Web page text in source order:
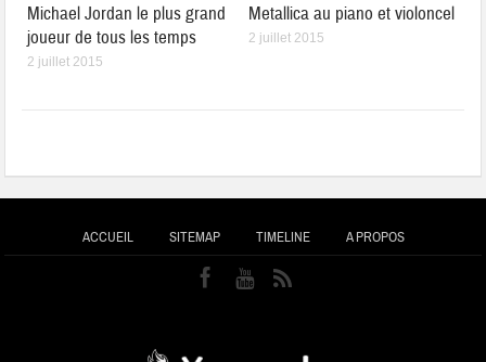
Michael Jordan le plus grand
joueur de tous les temps
2 juillet 2015
Metallica au piano et violoncel
2 juillet 2015
ACCUEIL SITEMAP TIMELINE A PROPOS